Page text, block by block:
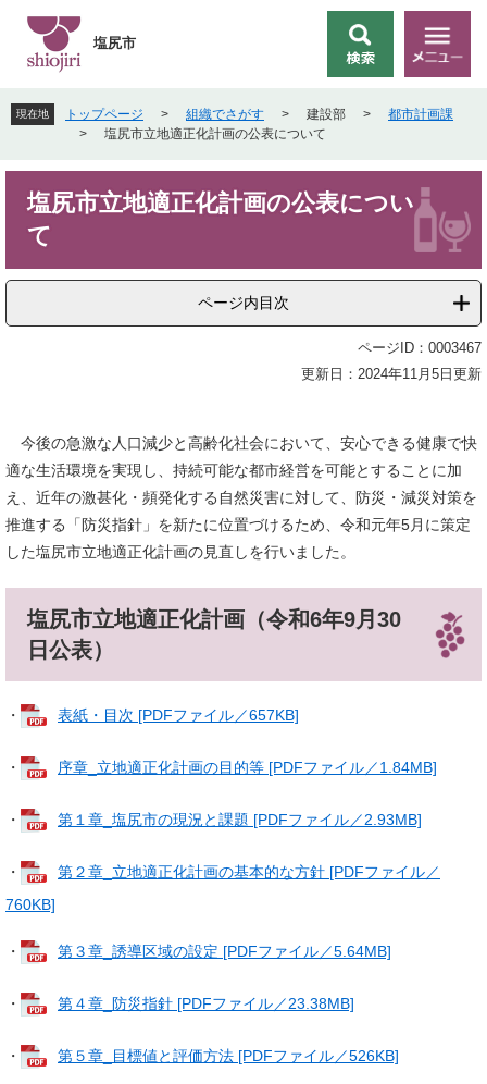
先
頭
す
を
飛
し
索
メ
ニ
ー
塩尻市
現在地 トップページ > 組織でさがす > 建設部 >
都市計画課
>
塩尻市立地適正化計画の公表について
塩尻市立地適正化計画の公表につい
て
ページ内目次
ページID：0003467
更新日：2024年11月5日更新
今後の急激な人口減少と高齢化社会において、安心できる健康で快
適な生活環境を実現し、持続可能な都市経営を可能とすることに加
え、近年の激甚化・頻発化する自然災害に対して、防災・減災対策を
推進する「防災指針」を新たに位置づけるため、令和元年5月に策定
した塩尻市立地適正化計画の見直しを行いました。
塩尻市立地適正化計画（令和6年9月30
日公表）
・ 表紙・目次 [PDFファイル／657KB]
・ 序章_立地適正化計画の目的等 [PDFファイル／1.84MB]
・ 第１章_塩尻市の現況と課題 [PDFファイル／2.93MB]
・
第２章_立地適正化計画の基本的な方針 [PDFファイル／
760KB]
・ 第３章_誘導区域の設定 [PDFファイル／5.64MB]
・ 第４章_防災指針 [PDFファイル／23.38MB]
・ 第５章_目標値と評価方法 [PDFファイル／526KB]